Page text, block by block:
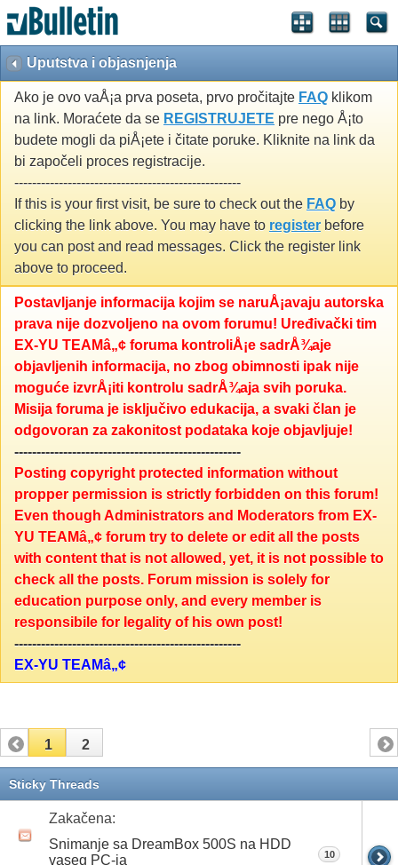
Uputstva i objasnjenja
Ako je ovo vaÅ¡a prva poseta, prvo pročitajte FAQ klikom
na link. Moraćete da se REGISTRUJETE pre nego Å¡to
budete mogli da piÅ¡ete i čitate poruke. Kliknite na link da
bi započeli proces registracije.
---------------------------------------------------
If this is your first visit, be sure to check out the FAQ by
clicking the link above. You may have to register before
you can post and read messages. Click the register link
above to proceed.
Postavljanje informacija kojim se naruÅ¡avaju autorska
prava nije dozvoljeno na ovom forumu! Uređivački tim
EX-YU TEAMâ„¢ foruma kontroliÅ¡e sadrÅ¾aje
objavljenih informacija, no zbog obimnosti ipak nije
moguće izvrÅ¡iti kontrolu sadrÅ¾aja svih poruka.
Misija foruma je isključivo edukacija, a svaki član je
odgovoran za zakonitost podataka koje objavljuje!
---------------------------------------------------
Posting copyright protected information without
propper permission is strictly forbidden on this forum!
Even though Administrators and Moderators from EX-
YU TEAMâ„¢ forum try to delete or edit all the posts
with content that is not allowed, yet, it is not possible to
check all the posts. Forum mission is solely for
education purpose only, and every member is
responsibile for legality of his own post!
---------------------------------------------------
EX-YU TEAMâ„¢
1 2
Sticky Threads
Zakačena:
Snimanje sa DreamBox 500S na HDD
vaseg PC-ja
10